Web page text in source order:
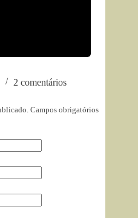
2 comentários
Campos obrigatórios